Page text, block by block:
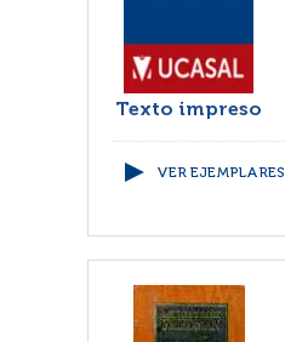
Texto impreso
VER EJEMPLARES